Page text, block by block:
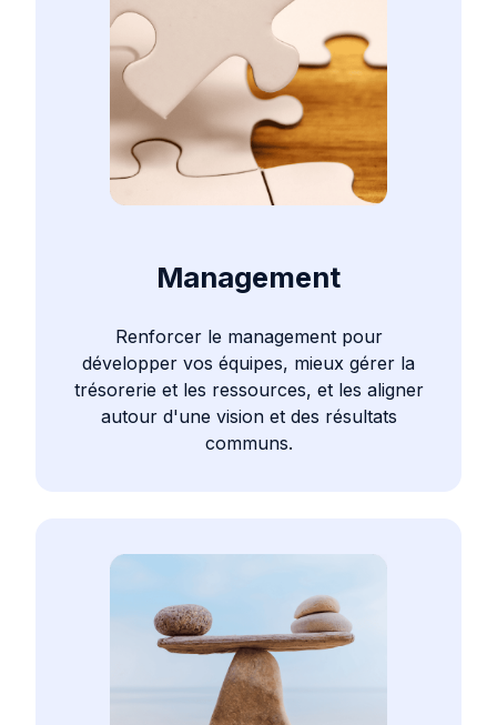
Management
Renforcer le management pour
développer vos équipes, mieux gérer la
trésorerie et les ressources, et les aligner
autour d'une vision et des résultats
communs.